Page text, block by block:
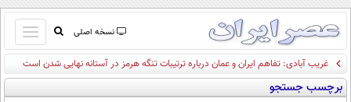
نسخه اصلی
باز
و
بسته
کردن
صفحه اول
غریب آبادی: تفاهم ایران و عمان درباره ترتیبات تنگه هرمز در آستانه نهایی شدن است
برچسب جستجو